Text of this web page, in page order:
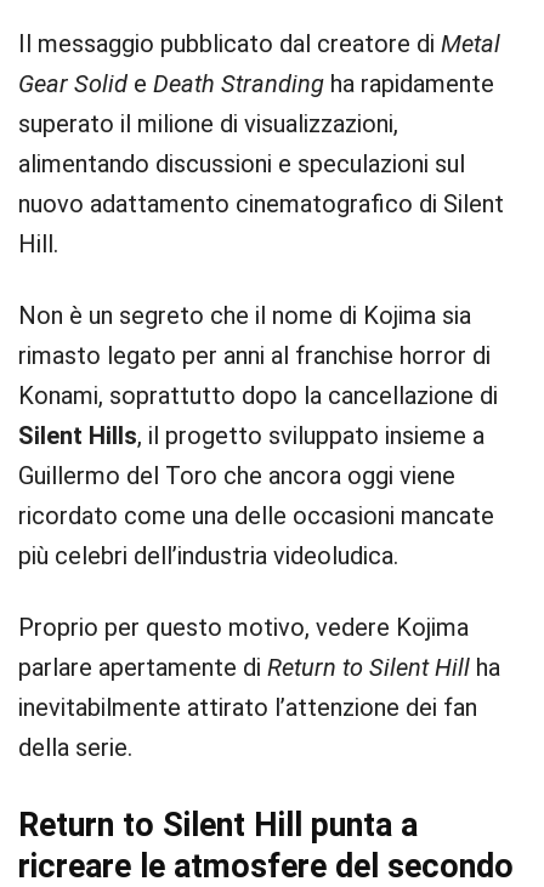
Il messaggio pubblicato dal creatore di Metal
Gear Solid e Death Stranding ha rapidamente
superato il milione di visualizzazioni,
alimentando discussioni e speculazioni sul
nuovo adattamento cinematografico di Silent
Hill.
Non è un segreto che il nome di Kojima sia
rimasto legato per anni al franchise horror di
Konami, soprattutto dopo la cancellazione di
Silent Hills, il progetto sviluppato insieme a
Guillermo del Toro che ancora oggi viene
ricordato come una delle occasioni mancate
più celebri dell’industria videoludica.
Proprio per questo motivo, vedere Kojima
parlare apertamente di Return to Silent Hill ha
inevitabilmente attirato l’attenzione dei fan
della serie.
Return to Silent Hill punta a
ricreare le atmosfere del secondo